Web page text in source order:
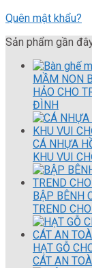
Quên mật khẩu?
Sản phẩm gần
MẦM NON
HẢO CHO
ĐÌNH
CÁ NHỰA
KHU VUI
BẬP BÊNH
TREND
HẠT GỖ
CÁT AN